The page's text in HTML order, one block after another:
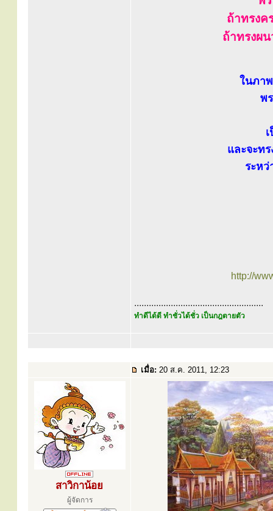
ถ้าทรงค
ถ้าทรงผ
ในภา
พ
และจะท
ระห
http://
.....................................................
ทำดีได้ดี ทำชั่วได้ชั่ว เป็นกฎตายตัว
เมื่อ: 20 ส.ค. 2011, 12:23
สาวิกาน้อย
ผู้จัดการ